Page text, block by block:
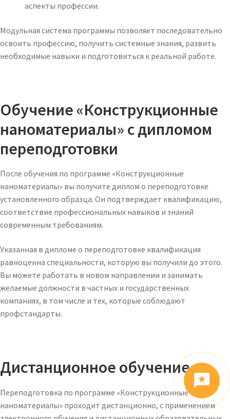
аспекты профессии.
Модульная система программы позволяет последовательно
освоить профессию, получить системные знания, развить
необходимые навыки и подготовиться к реальной работе.
Обучение «Конструкционные
наноматериалы» с дипломом
переподготовки
После обучения по программе «Конструкционные
наноматериалы» вы получите диплом о переподготовке
установленного образца. Он подтверждает квалификацию,
соответствие профессиональных навыков и знаний
современным требованиям.
Указанная в дипломе о переподготовке квалификация
равноценна специальности, которую вы получили до этого.
Вы можете работать в новом направлении и занимать
желаемые должности в частных и государственных
компаниях, в том числе и тех, которые соблюдают
профстандарты.
Дистанционное обучение
Переподготовка по программе «Конструкционные
наноматериалы» проходит дистанционно, с применением